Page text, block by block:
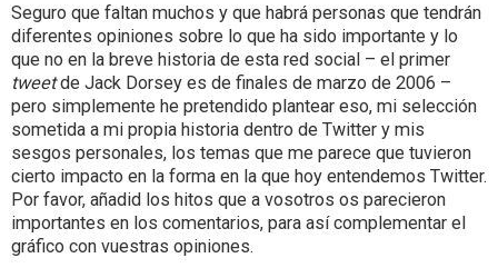
Seguro que faltan muchos y que habrá personas que tendrán
diferentes opiniones sobre lo que ha sido importante y lo
que no en la breve historia de esta red social – el primer
tweetde Jack Dorsey es de finales de marzo de 2006 –
pero simplemente he pretendido plantear eso, mi selección
sometida a mi propia historia dentro de Twitter y mis
sesgos personales, los temas que me parece que tuvieron
cierto impacto en la forma en la que hoy entendemos Twitter.
Por favor, añadid los hitos que a vosotros os parecieron
importantes en los comentarios, para así complementar el
gráfico con vuestras opiniones.